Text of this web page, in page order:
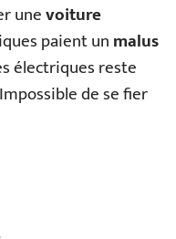
unevoiture
paient unmalus
électriques reste
de se fier